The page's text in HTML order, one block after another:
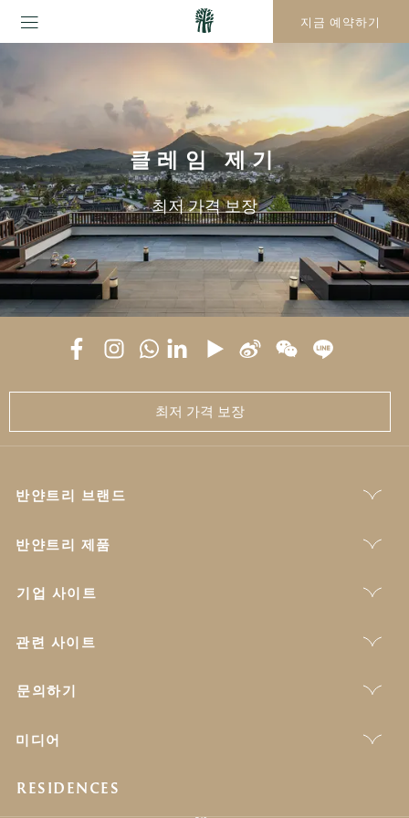
지금 예약하기
클레임 제기
최저 가격 보장
최저 가격 보장
반얀트리 브랜드
반얀트리 제품
기업 사이트
관련 사이트
문의하기
미디어
RESIDENCES